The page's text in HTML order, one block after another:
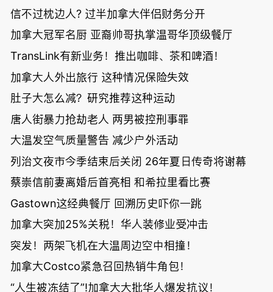
信不过枕边人? 过半加拿大伴侣财务分开
加拿大冠军名厨 亚裔帅哥执掌温哥华顶级餐厅
TransLink有新业务！推出咖啡、茶和啤酒！
加拿大人外出旅行 这种情况保险失效
肚子大怎么减？研究推荐这种运动
唐人街暴力抢劫老人 两男被控刑事罪
大温发空气质量警告 减少户外活动
列治文夜市今季结束后关闭 26年夏日传奇将谢幕
蔡崇信前妻离婚后首亮相 和希拉里看比赛
Gastown这经典餐厅 回溯历史吓你一跳
加拿大突加25%关税！华人装修业受冲击
突发！两架飞机在大温周边空中相撞！
加拿大Costco紧急召回热销牛角包！
“人生被冻结了”!加拿大大批华人爆发抗议！